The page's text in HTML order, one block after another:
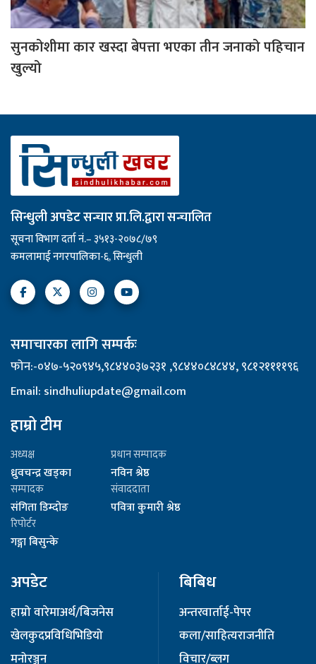
सुनकोशीमा कार खस्दा बेपत्ता भएका तीन जनाको पहिचान
खुल्यो
सिन्धुली अपडेट सन्चार प्रा.लि.द्वारा सन्चालित
सूचना विभाग दर्ता नं.– ३५१३-२०७८/७९
कमलामाई नगरपालिका-६, सिन्धुली
समाचारका लागि सम्पर्कः
फोन:-०४७-५२०९४५,९८४४०३७२३१ ,९८४४०८४८४४, ९८१२११११९६
Email: sindhuliupdate@gmail.com
हाम्रो टीम
अध्यक्ष
ध्रुवचन्द्र खड्का
प्रधान सम्पादक
नविन श्रेष्ठ
सम्पादक
संगिता डिम्दोङ
संवाददाता
पवित्रा कुमारी श्रेष्ठ
रिपोर्टर
गङ्गा बिसुन्के
अपडेट
हाम्रो वारेमाअर्थ/बिजनेस
खेलकुदप्रविधिभिडियो
मनोरञ्जन
बिबिध
अन्तरवार्ताई-पेपर
कला/साहित्यराजनीति
विचार/ब्लग